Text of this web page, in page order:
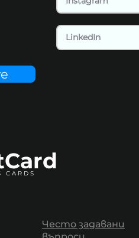
CARDS
Често задавани